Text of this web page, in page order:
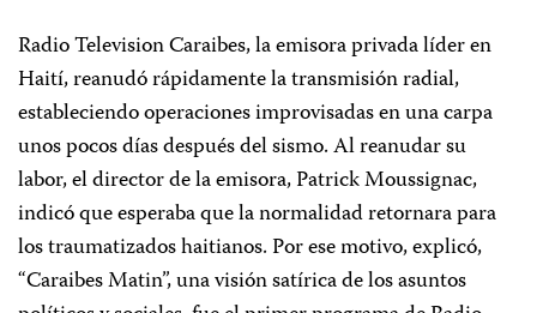
Radio Television Caraibes, la emisora privada líder en
Haití, reanudó rápidamente la transmisión radial,
estableciendo operaciones improvisadas en una carpa
unos pocos días después del sismo. Al reanudar su
labor, el director de la emisora, Patrick Moussignac,
indicó que esperaba que la normalidad retornara para
los traumatizados haitianos. Por ese motivo, explicó,
“Caraibes Matin”, una visión satírica de los asuntos